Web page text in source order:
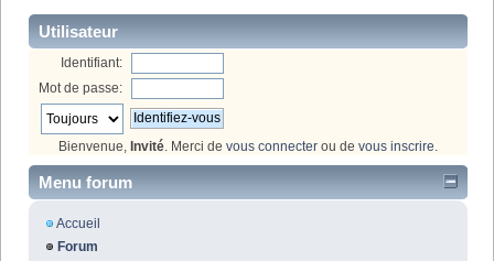
Utilisateur
Identifiant:
Mot de passe:
Bienvenue, Invité. Merci de vous connecter ou de vous inscrire.
Menu forum
Accueil
Forum